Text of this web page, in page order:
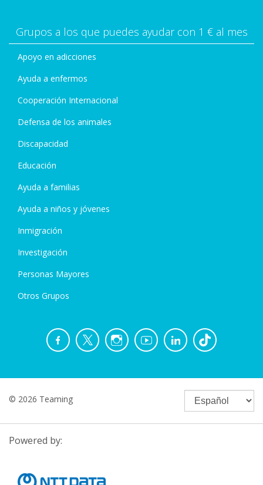
Grupos a los que puedes ayudar con 1 € al mes
Apoyo en adicciones
Ayuda a enfermos
Cooperación Internacional
Defensa de los animales
Discapacidad
Educación
Ayuda a familias
Ayuda a niños y jóvenes
Inmigración
Investigación
Personas Mayores
Otros Grupos
© 2026 Teaming
Powered by: